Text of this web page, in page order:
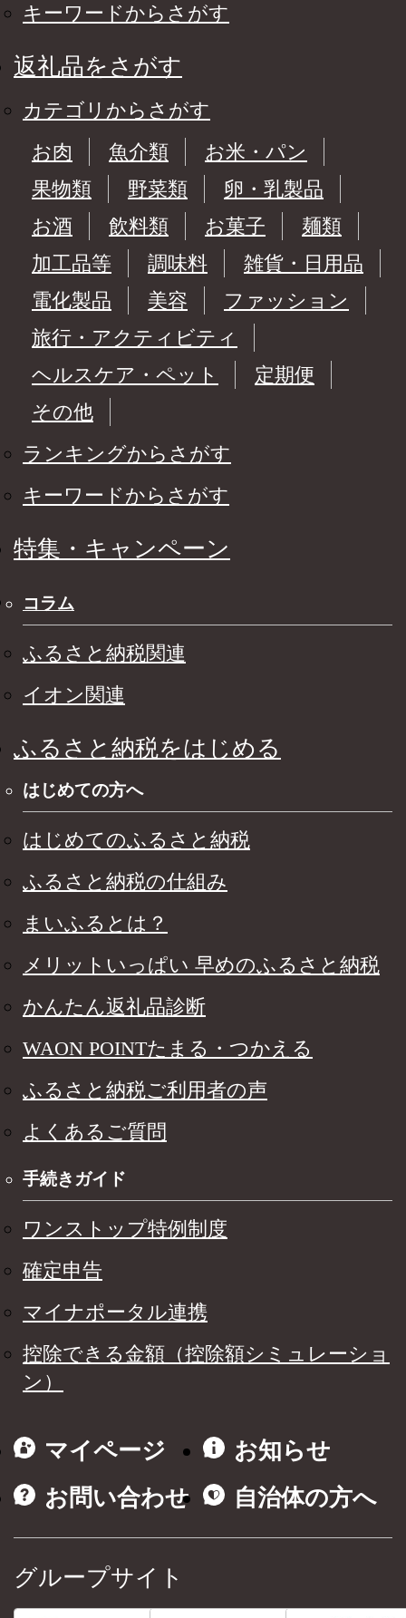
キーワードからさがす
返礼品をさがす
カテゴリからさがす
お肉
魚介類
お米・パン
果物類
野菜類
卵・乳製品
お酒
飲料類 お菓子
麺類
加工品等
調味料
雑貨・日用品
電化製品
美容
ファッション
旅行・アクティビティ
ヘルスケア・ペット
定期便
その他
ランキングからさがす
キーワードからさがす
特集・キャンペーン
コラム
ふるさと納税関連
イオン関連
ふるさと納税をはじめる
はじめての方へ
はじめてのふるさと納税
ふるさと納税の仕組み
まいふるとは？
メリットいっぱい 早めのふるさと納税
かんたん返礼品診断
WAON POINTたまる・つかえる
ふるさと納税ご利用者の声
よくあるご質問
手続きガイド
ワンストップ特例制度
確定申告
マイナポータル連携
控除できる金額（控除額シミュレーショ
ン）
マイページ
お知らせ
お問い合わせ
自治体の方へ
グループサイト